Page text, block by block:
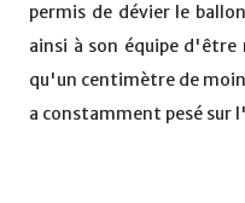
permis de dévier le
ainsi à son équipe d'être
qu'un centimètre de
a constamment pesé sur